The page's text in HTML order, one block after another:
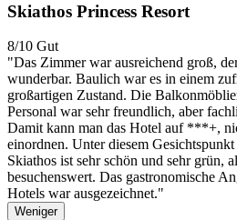
Skiathos Princess Resort
8/10 Gut
"Das Zimmer war ausreichend groß,
wunderbar. Baulich war es in einem
großartigen Zustand. Die
Personal war sehr freundlich, aber
Damit kann man das Hotel auf ***+,
einordnen. Unter diesem
Skiathos ist sehr schön und sehr grün,
besuchenswert. Das gastronomische
Hotels war ausgezeichnet."
Weniger